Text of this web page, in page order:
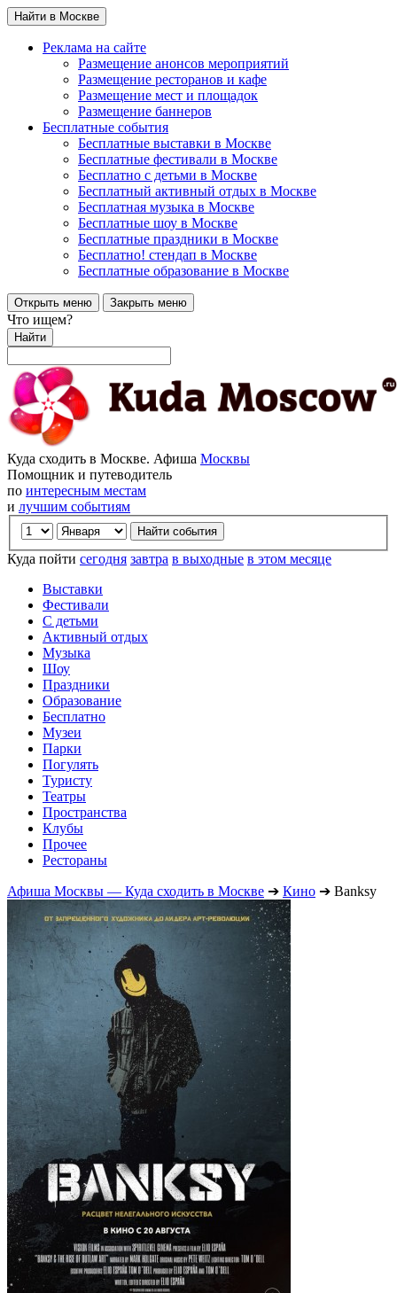
Найти в Москве
Реклама на сайте
Размещение анонсов мероприятий
Размещение ресторанов и кафе
Размещение мест и площадок
Размещение баннеров
Бесплатные события
Бесплатные выставки в Москве
Бесплатные фестивали в Москве
Бесплатно с детьми в Москве
Бесплатный активный отдых в Москве
Бесплатная музыка в Москве
Бесплатные шоу в Москве
Бесплатные праздники в Москве
Бесплатно! стендап в Москве
Бесплатные образование в Москве
Открыть меню Закрыть меню
Что ищем?
Найти
Куда сходить в Москве. Афиша Москвы
Помощник и путеводитель
по интересным местам
и лучшим событиям
Куда пойти сегодня завтра в выходные в этом месяце
Выставки
Фестивали
С детьми
Активный отдых
Музыка
Шоу
Праздники
Образование
Бесплатно
Музеи
Парки
Погулять
Туристу
Театры
Пространства
Клубы
Прочее
Рестораны
Афиша Москвы — Куда сходить в Москве ➔ Кино ➔ Banksy